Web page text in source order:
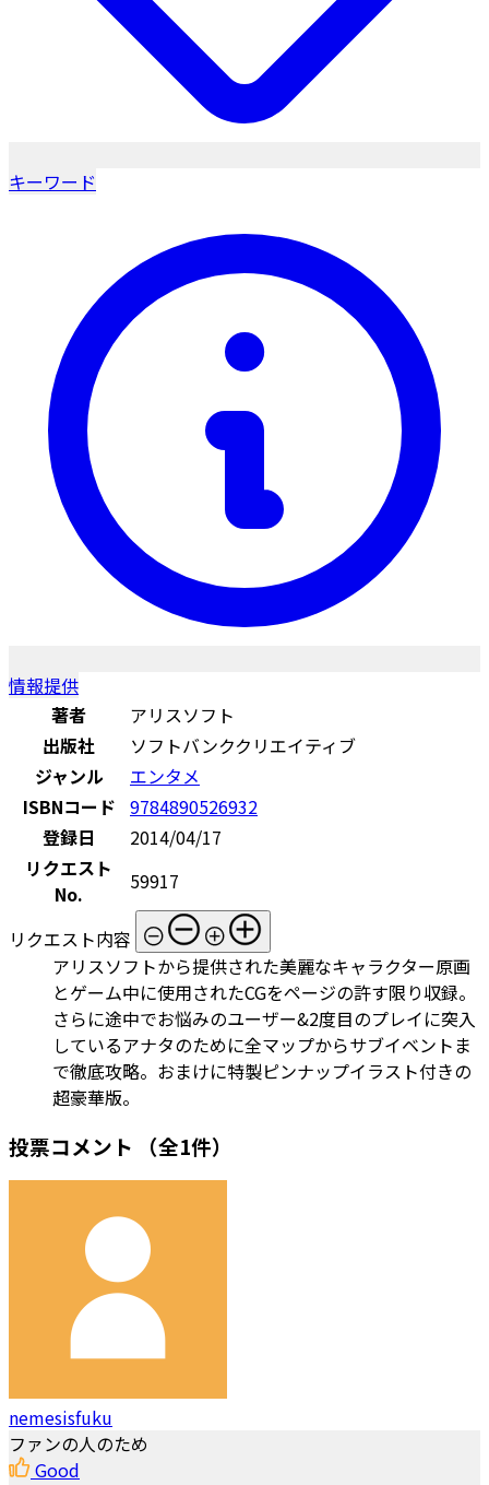
キーワード
情報提供
著者
アリスソフト
出版社
ソフトバンククリエイティブ
ジャンル
エンタメ
ISBNコード 9784890526932
登録日
2014/04/17
リクエスト
No.
59917
リクエスト内容
アリスソフトから提供された美麗なキャラクター原画
とゲーム中に使用されたCGをページの許す限り収録。
さらに途中でお悩みのユーザー&2度目のプレイに突入
しているアナタのために全マップからサブイベントま
で徹底攻略。おまけに特製ピンナップイラスト付きの
超豪華版。
投票コメント （全1件）
nemesisfuku
ファンの人のため
Good